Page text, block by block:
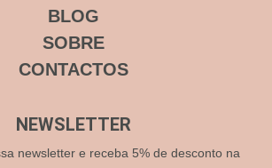
BLOG
SOBRE
CONTACTOS
NEWSLETTER
newsletter e receba 5% de desconto na